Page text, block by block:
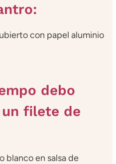
con papel aluminio
debo
filete de
blanco en salsa de